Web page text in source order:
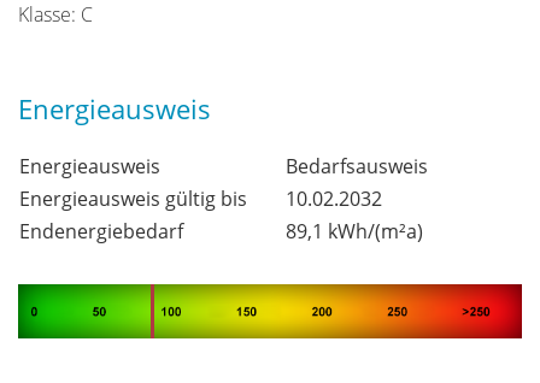
Klasse: C
Energieausweis
Energieausweis
Bedarfsausweis
Energieausweis gültig bis
10.02.2032
Endenergiebedarf
89,1 kWh/(m²a)